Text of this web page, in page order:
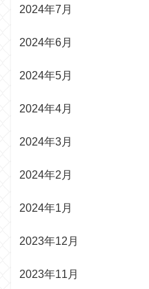
2024年7月
2024年6月
2024年5月
2024年4月
2024年3月
2024年2月
2024年1月
2023年12月
2023年11月